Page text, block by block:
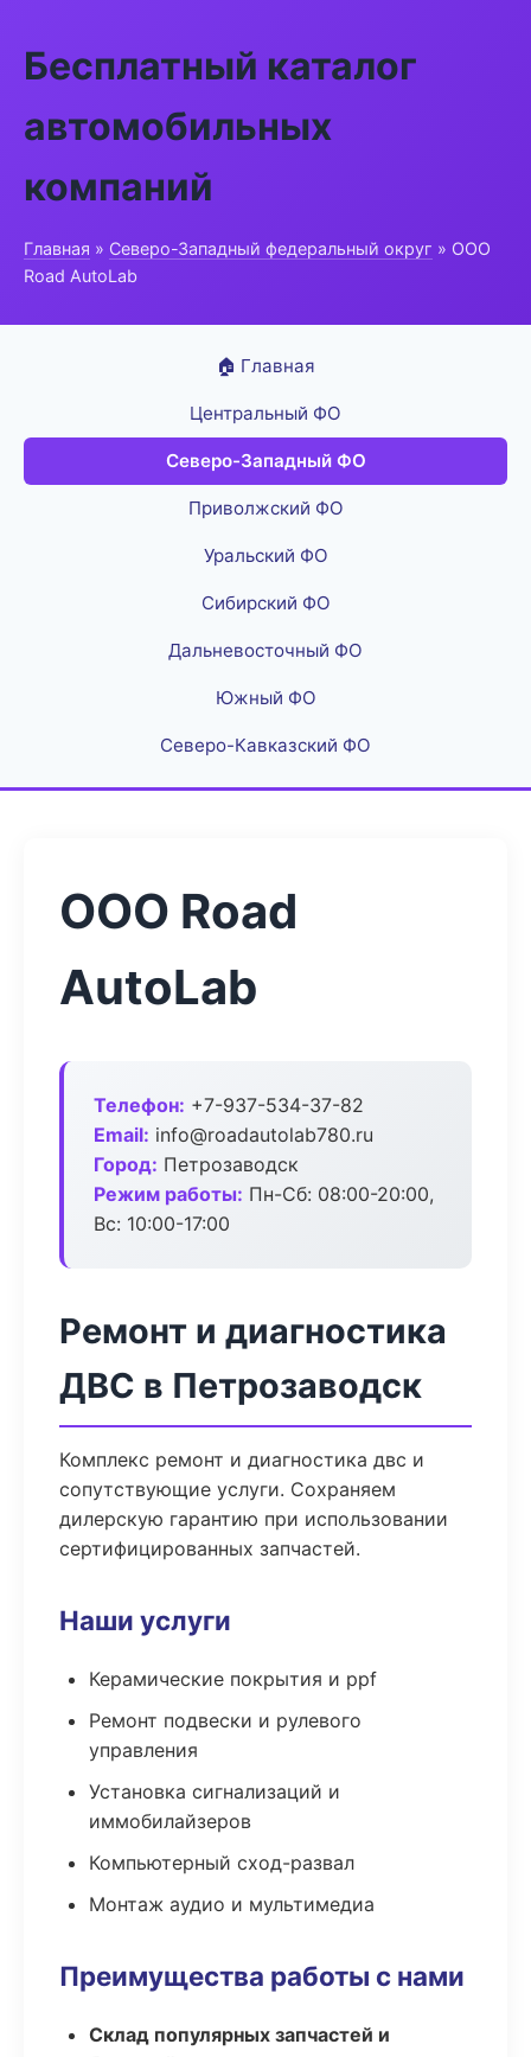
Бесплатный каталог
автомобильных
компаний
Главная » Северо-Западный федеральный округ » ООО
Road AutoLab
🏠 Главная
Центральный ФО
Северо-Западный ФО
Приволжский ФО
Уральский ФО
Сибирский ФО
Дальневосточный ФО
Южный ФО
Северо-Кавказский ФО
ООО Road
AutoLab
Телефон: +7-937-534-37-82
Email: info@roadautolab780.ru
Город: Петрозаводск
Режим работы: Пн-Сб: 08:00-20:00,
Вс: 10:00-17:00
Ремонт и диагностика
ДВС в Петрозаводск
Комплекс ремонт и диагностика двс и
сопутствующие услуги. Сохраняем
дилерскую гарантию при использовании
сертифицированных запчастей.
Наши услуги
Керамические покрытия и ppf
Ремонт подвески и рулевого
управления
Установка сигнализаций и
иммобилайзеров
Компьютерный сход-развал
Монтаж аудио и мультимедиа
Преимущества работы с нами
Склад популярных запчастей и